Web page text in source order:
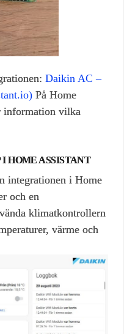
Daikin AC –
På Home
information vilka
HOME ASSISTANT
integrationen i Home
och en
klimatkontrollern
värme och